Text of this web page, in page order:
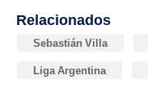
Relacionados
Sebastián Villa
Liga Argentina